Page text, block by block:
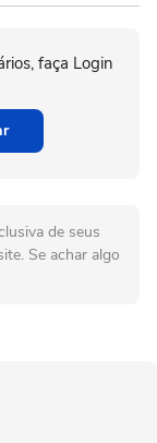
faça Login
de seus
Se achar algo